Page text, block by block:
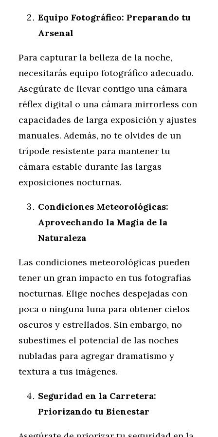
Equipo Fotográfico: Preparando tu
Arsenal
Para capturar la belleza de la noche,
necesitarás equipo fotográfico adecuado.
Asegúrate de llevar contigo una cámara
réflex digital o una cámara mirrorless con
capacidades de larga exposición y ajustes
manuales. Además, no te olvides de un
trípode resistente para mantener tu
cámara estable durante las largas
exposiciones nocturnas.
Condiciones Meteorológicas:
Aprovechando la Magia de la
Naturaleza
Las condiciones meteorológicas pueden
tener un gran impacto en tus fotografías
nocturnas. Elige noches despejadas con
poca o ninguna luna para obtener cielos
oscuros y estrellados. Sin embargo, no
subestimes el potencial de las noches
nubladas para agregar dramatismo y
textura a tus imágenes.
Seguridad en la Carretera:
Priorizando tu Bienestar